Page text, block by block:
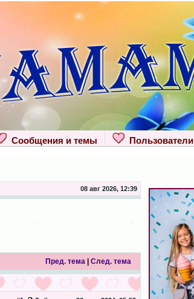
Пользователи
Сообщения и темы
08 авг 2026, 12:39
Пред. тема| След. тема